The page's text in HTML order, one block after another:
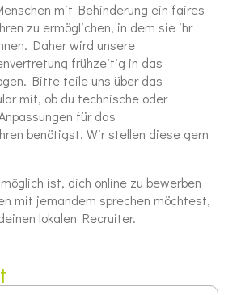
mit Behinderung ein faires
zu ermöglichen, in dem sie ihr
Daher wird unsere
frühzeitig in das
Bitte teile uns über das
mit, ob du technische oder
für das
benötigst. Wir stellen diese gern
ist, dich online zu bewerben
mit jemandem sprechen möchtest,
lokalen Recruiter.